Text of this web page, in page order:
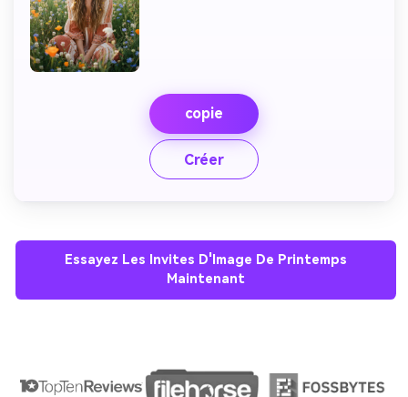
copie
Créer
Essayez Les Invites D'Image De Printemps
Maintenant